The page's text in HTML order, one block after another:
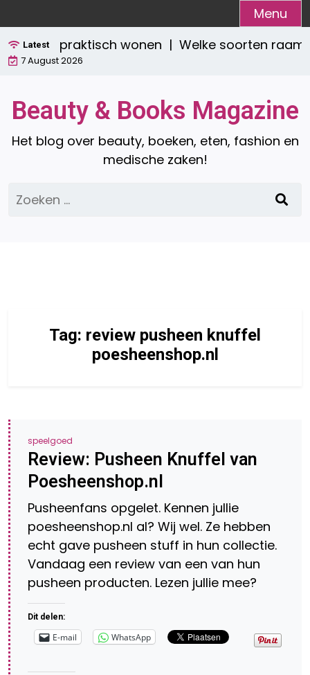
naar
de
inhoud
Menu
Latestén praktisch wonen | Welke soorten
7 August 2026
Beauty & Books Magazine
Het blog over beauty, boeken, eten, fashion en
medische zaken!
Zoeken
naar:
Tag: review pusheen knuffel
poesheenshop.nl
speelgoed
Review: Pusheen Knuffel van
Poesheenshop.nl
Pusheenfans opgelet. Kennen jullie
poesheenshop.nl al? Wij wel. Ze hebben
echt gave pusheen stuff in hun collectie.
Vandaag een review van een van hun
pusheen producten. Lezen jullie mee?
Dit delen:
E-mail WhatsApp